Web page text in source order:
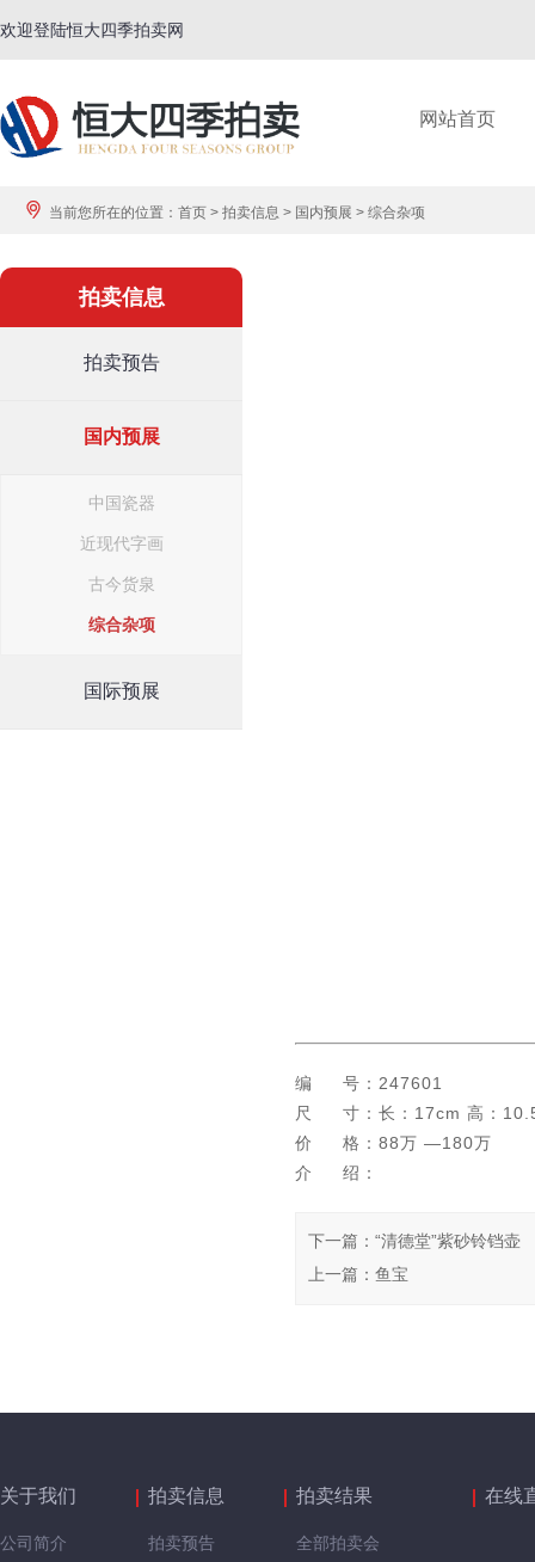
欢迎登陆恒大四季拍卖网
网站首页
当前您所在的位置： 首页 > 拍卖信息 > 国内预展 > 综合杂项
拍卖信息
拍卖预告
国内预展
中国瓷器
近现代字画
古今货泉
综合杂项
国际预展
编 号：247601
尺 寸：长：17cm 高：
价 格：88万 —180万
介 绍：
下一篇 ： “清德堂”紫砂铃铛壶
上一篇 ： 鱼宝
关于我们
公司简介
拍卖信息
拍卖预告
拍卖结果
全部拍卖会
在线